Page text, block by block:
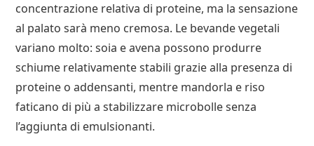
concentrazione relativa di proteine, ma la sensazione
al palato sarà meno cremosa. Le bevande vegetali
variano molto: soia e avena possono produrre
schiume relativamente stabili grazie alla presenza di
proteine o addensanti, mentre mandorla e riso
faticano di più a stabilizzare microbolle senza
l’aggiunta di emulsionanti.